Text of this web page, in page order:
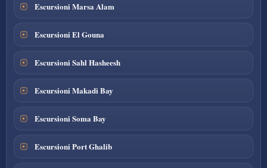
Escursioni Marsa Alam
Escursioni El Gouna
Escursioni Sahl Hasheesh
Escursioni Makadi Bay
Escursioni Soma Bay
Escursioni Port Ghalib